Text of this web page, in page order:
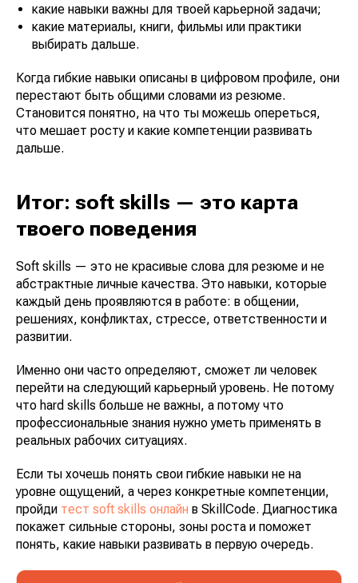
какие навыки важны для твоей карьерной задачи;
какие материалы, книги, фильмы или практики
выбирать дальше.
Когда гибкие навыки описаны в цифровом профиле, они
перестают быть общими словами из резюме.
Становится понятно, на что ты можешь опереться,
что мешает росту и какие компетенции развивать
дальше.
Итог: soft skills — это карта
твоего поведения
Soft skills — это не красивые слова для резюме и не
абстрактные личные качества. Это навыки, которые
каждый день проявляются в работе: в общении,
решениях, конфликтах, стрессе, ответственности и
развитии.
Именно они часто определяют, сможет ли человек
перейти на следующий карьерный уровень. Не потому
что hard skills больше не важны, а потому что
профессиональные знания нужно уметь применять в
реальных рабочих ситуациях.
Если ты хочешь понять свои гибкие навыки не на
уровне ощущений, а через конкретные компетенции,
пройди тест soft skills онлайн в SkillCode. Диагностика
покажет сильные стороны, зоны роста и поможет
понять, какие навыки развивать в первую очередь.